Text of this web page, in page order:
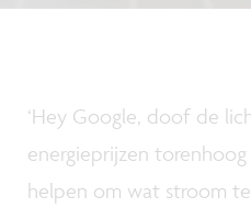
‘Hey Google, doof de
energieprijzen
helpen om wat stroom